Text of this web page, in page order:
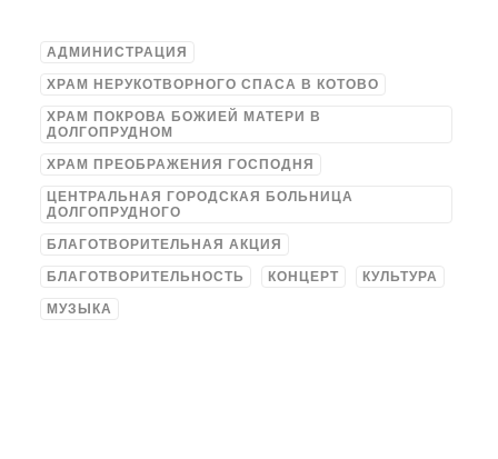
АДМИНИСТРАЦИЯ
ХРАМ НЕРУКОТВОРНОГО СПАСА В КОТОВО
ХРАМ ПОКРОВА БОЖИЕЙ МАТЕРИ В
ДОЛГОПРУДНОМ
ХРАМ ПРЕОБРАЖЕНИЯ ГОСПОДНЯ
ЦЕНТРАЛЬНАЯ ГОРОДСКАЯ БОЛЬНИЦА
ДОЛГОПРУДНОГО
БЛАГОТВОРИТЕЛЬНАЯ АКЦИЯ
БЛАГОТВОРИТЕЛЬНОСТЬ КОНЦЕРТ КУЛЬТУРА
МУЗЫКА